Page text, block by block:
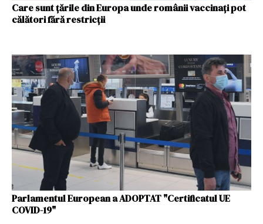
Care sunt țările din Europa unde românii vaccinați pot
călători fără restricții
Parlamentul European a ADOPTAT "Certificatul UE
COVID-19"